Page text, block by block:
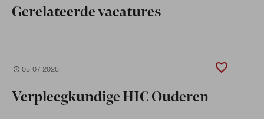
Gerelateerde vacatures
05-07-2026
Verpleegkundige HIC Ouderen